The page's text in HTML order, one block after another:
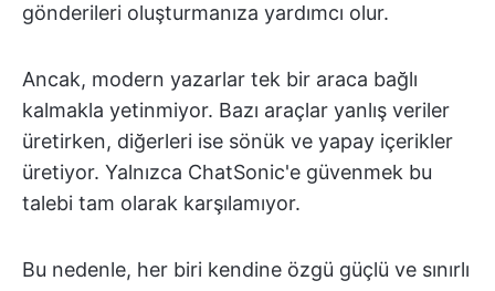
gönderileri oluşturmanıza yardımcı olur.
Ancak, modern yazarlar tek bir araca bağlı
kalmakla yetinmiyor. Bazı araçlar yanlış veriler
üretirken, diğerleri ise sönük ve yapay içerikler
üretiyor. Yalnızca ChatSonic'e güvenmek bu
talebi tam olarak karşılamıyor.
Bu nedenle, her biri kendine özgü güçlü ve sınırlı